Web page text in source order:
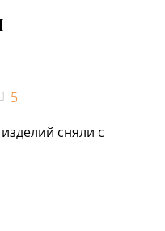
5
сняли с